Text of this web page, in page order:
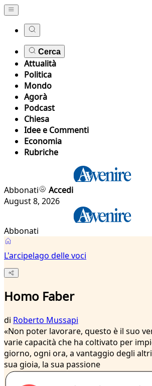
Cerca
Attualità
Politica
Mondo
Agorà
Podcast
Chiesa
Idee e Commenti
Economia
Rubriche
Abbonati
Accedi
August 8, 2026
Abbonati
L'arcipelago delle voci
Homo Faber
di Roberto Mussapi
«Non poter lavorare, questo è il suo
varie capacità che ha coltivato per
giorno, ogni ora, a vantaggio degli
sua gioia, la sua passione